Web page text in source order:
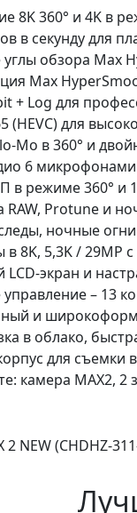
8K 360° и 4K в
в секунду для
обзора Max
Max
+ Log для
(HEVC) для
Mo в 360° и
6
в режиме 360° и
RAW, Protune и
ночные
в 8K, 5,3K /
LCD-экран и
управление – 13
и
в облако,
для съемки
камера MAX2,